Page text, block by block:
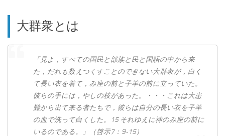
大群衆とは
「見よ，すべての国民と部族と民と国語の中から来
た，だれも数えつくすことのできない大群衆が，白く
て長い衣を着て，み座の前と子羊の前に立っていた。
彼らの手には，やしの枝があった。・・・これは大患
難から出て来る者たちで，彼らは自分の長い衣を子羊
の血で洗って白くした。15 それゆえに神のみ座の前に
いるのである。」（啓示7：9-15）